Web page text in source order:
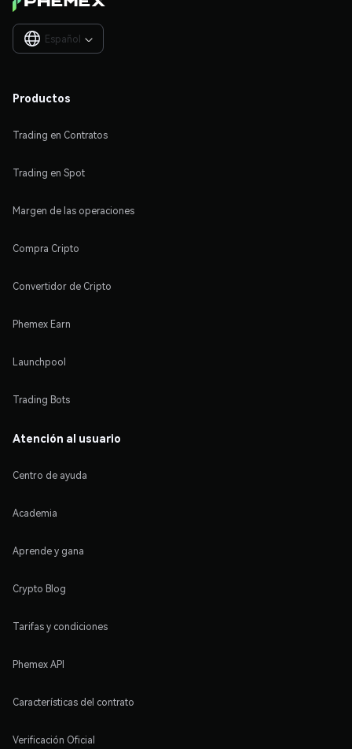
Español 
Productos
Trading en Contratos
Trading en Spot
Margen de las operaciones
Compra Cripto
Convertidor de Cripto
Phemex Earn
Launchpool
Trading Bots
Atención al usuario
Centro de ayuda
Academia
Aprende y gana
Crypto Blog
Tarifas y condiciones
Phemex API
Características del contrato
Verificación Oficial